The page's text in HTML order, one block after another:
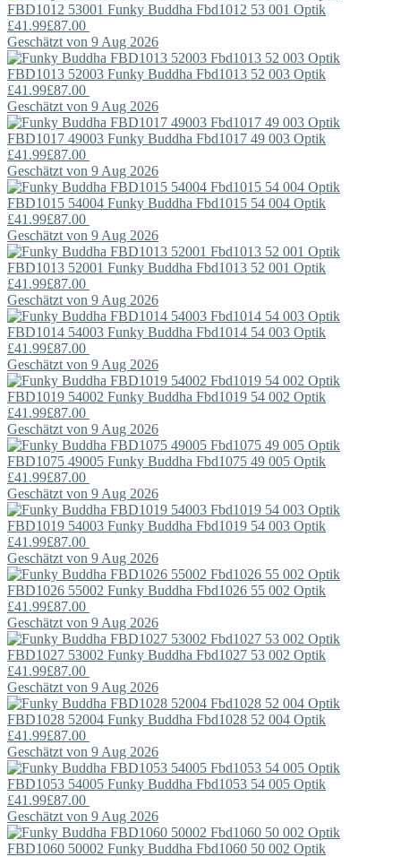
FBD1012 53001 Funky Buddha Fbd1012 53 001 Optik
£41.99£87.00
Geschätzt von 9 Aug 2026
FBD1013 52003 Funky Buddha Fbd1013 52 003 Optik
£41.99£87.00
Geschätzt von 9 Aug 2026
FBD1017 49003 Funky Buddha Fbd1017 49 003 Optik
£41.99£87.00
Geschätzt von 9 Aug 2026
FBD1015 54004 Funky Buddha Fbd1015 54 004 Optik
£41.99£87.00
Geschätzt von 9 Aug 2026
FBD1013 52001 Funky Buddha Fbd1013 52 001 Optik
£41.99£87.00
Geschätzt von 9 Aug 2026
FBD1014 54003 Funky Buddha Fbd1014 54 003 Optik
£41.99£87.00
Geschätzt von 9 Aug 2026
FBD1019 54002 Funky Buddha Fbd1019 54 002 Optik
£41.99£87.00
Geschätzt von 9 Aug 2026
FBD1075 49005 Funky Buddha Fbd1075 49 005 Optik
£41.99£87.00
Geschätzt von 9 Aug 2026
FBD1019 54003 Funky Buddha Fbd1019 54 003 Optik
£41.99£87.00
Geschätzt von 9 Aug 2026
FBD1026 55002 Funky Buddha Fbd1026 55 002 Optik
£41.99£87.00
Geschätzt von 9 Aug 2026
FBD1027 53002 Funky Buddha Fbd1027 53 002 Optik
£41.99£87.00
Geschätzt von 9 Aug 2026
FBD1028 52004 Funky Buddha Fbd1028 52 004 Optik
£41.99£87.00
Geschätzt von 9 Aug 2026
FBD1053 54005 Funky Buddha Fbd1053 54 005 Optik
£41.99£87.00
Geschätzt von 9 Aug 2026
FBD1060 50002 Funky Buddha Fbd1060 50 002 Optik